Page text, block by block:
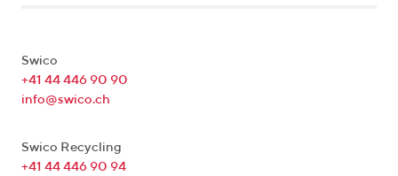
Swico
+41 44 446 90 90
info@swico.ch
Swico Recycling
+41 44 446 90 94